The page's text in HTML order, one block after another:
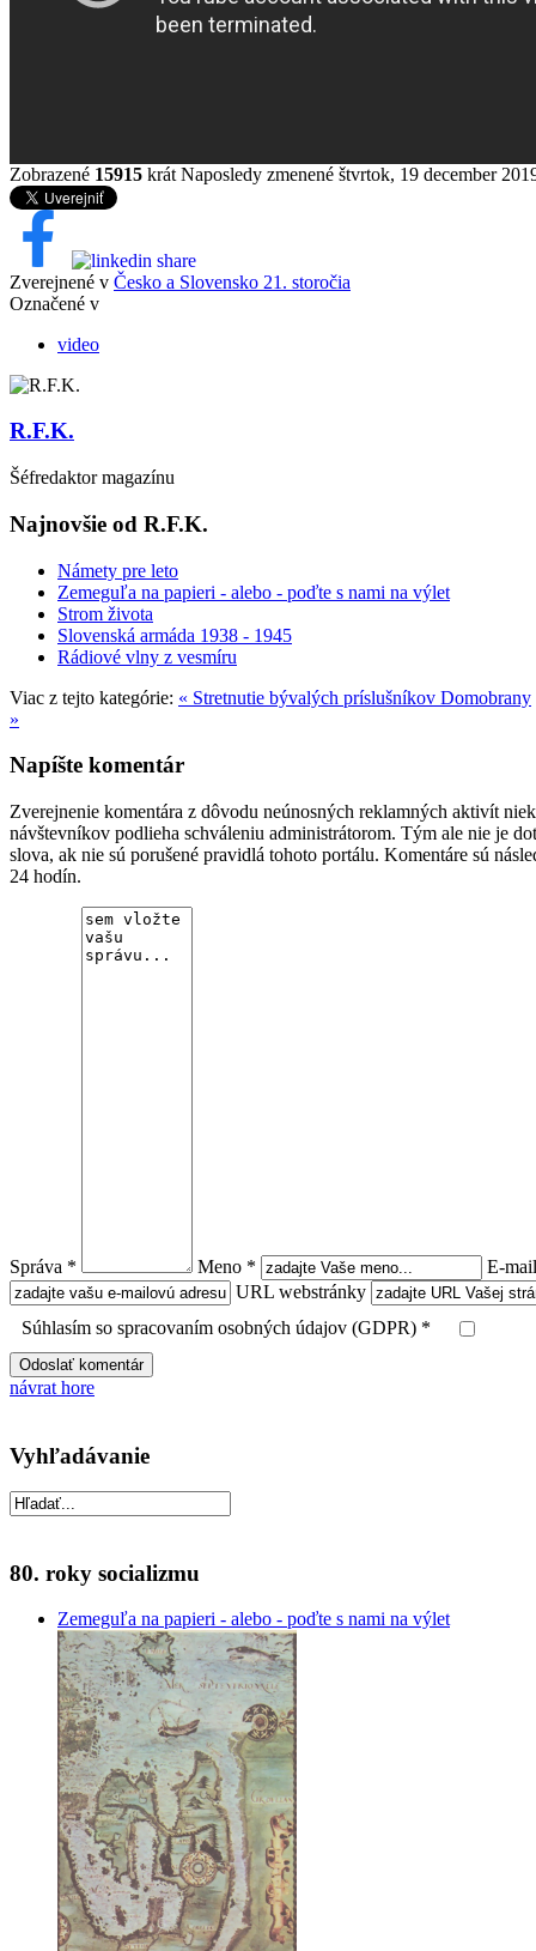
Zobrazené 15915 krát Naposledy zmenené štvrtok, 19 december
Zverejnené v Česko a Slovensko 21. storočia
Označené v
video
R.F.K.
Šéfredaktor magazínu
Najnovšie od R.F.K.
Námety pre leto
Zemeguľa na papieri - alebo - poďte s nami na výlet
Strom života
Slovenská armáda 1938 - 1945
Rádiové vlny z vesmíru
Viac z tejto kategórie: « Stretnutie bývalých príslušníkov Domobrany
»
Napíšte komentár
Zverejnenie komentára z dôvodu neúnosných reklamných aktivít
návštevníkov podlieha schváleniu administrátorom. Tým ale nie je
slova, ak nie sú porušené pravidlá tohoto portálu. Komentáre sú
24 hodín.
Správa * Meno *
E-
URL webstránky
Súhlasím so spracovaním osobných údajov (GDPR) *
návrat hore
Vyhľadávanie
80. roky socializmu
Zemeguľa na papieri - alebo - poďte s nami na výlet